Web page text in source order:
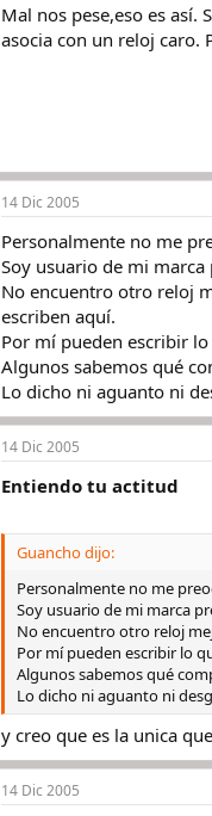
Mal nos pese,eso es así.
asocia con un reloj caro.
14 Dic 2005
Personalmente no me
Soy usuario de mi marca
No encuentro otro reloj
escriben aquí.
Por mí pueden escribir lo
Algunos sabemos qué
Lo dicho ni aguanto ni
14 Dic 2005
Entiendo tu actitud
Guancho dijo:
Personalmente no me
Soy usuario de mi marca
No encuentro otro reloj
Por mí pueden escribir lo
Algunos sabemos qué
Lo dicho ni aguanto ni
y creo que es la unica
14 Dic 2005